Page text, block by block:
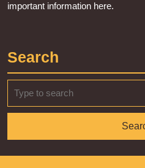
important information here.
Search
for: